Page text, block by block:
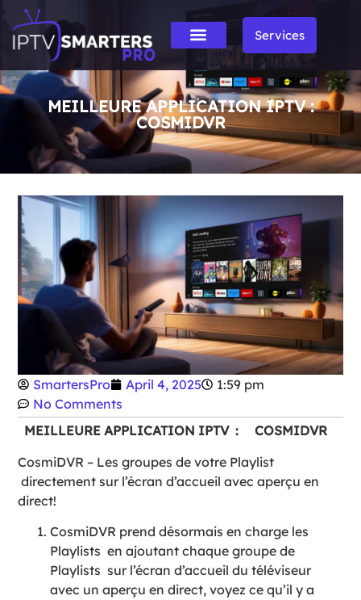
Services
MEILLEURE APPLICATION IPTV :
COSMIDVR
SmartersPro April 4, 2025
1:59 pm
No Comments
MEILLEURE APPLICATION IPTV : COSMIDVR
CosmiDVR – Les groupes de votre Playlist
directement sur l’écran d’accueil avec aperçu en
direct!
CosmiDVR prend désormais en charge les
Playlists en ajoutant chaque groupe de
Playlists sur l’écran d’accueil du téléviseur
avec un aperçu en direct, voyez ce qu’il y a